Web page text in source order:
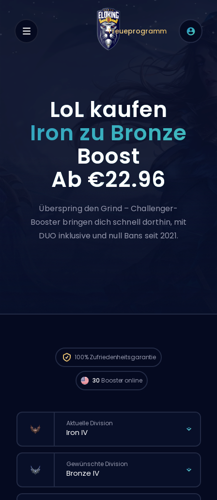
Treueprogramm
LoL kaufen
Iron zu Bronze
Boost
Ab €22.96
Überspring den Grind – Challenger-
Booster bringen dich schnell dorthin, mit
DUO inklusive und null Bans seit 2021.
100%Zufriedenheitsgarantie
verfügbar und können deine Bestellung
sofort starten. 🔥
30 Booster online
Aktuelle Division
Gewünschte Division